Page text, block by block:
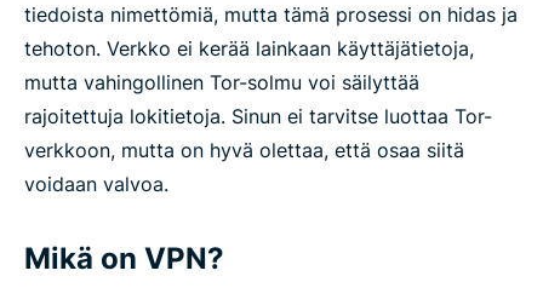
tiedoista nimettömiä, mutta tämä prosessi on hidas ja
tehoton. Verkko ei kerää lainkaan käyttäjätietoja,
mutta vahingollinen Tor-solmu voi säilyttää
rajoitettuja lokitietoja. Sinun ei tarvitse luottaa Tor-
verkkoon, mutta on hyvä olettaa, että osaa siitä
voidaan valvoa.
Mikä on VPN?